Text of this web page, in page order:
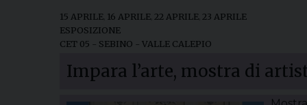
15 APRILE 16 APRILE 22 APRILE 23 APRILE
ESPOSIZIONE
CET 05 - SEBINO - VALLE CALEPIO
Impara l’arte, mostra di